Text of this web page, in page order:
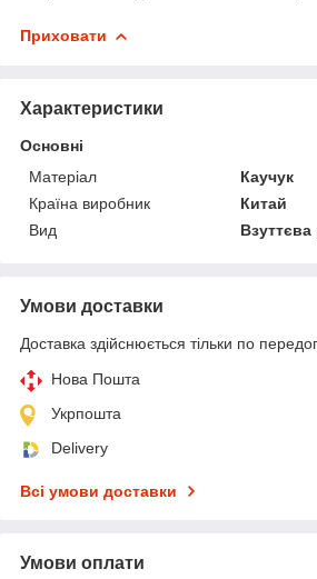
Приховати
Характеристики
Основні
Матеріал
Каучук
Країна виробник
Китай
Вид
Взуттєва
Умови доставки
Доставка здійснюється тільки по
Нова Пошта
Укрпошта
Delivery
Всі умови доставки
Умови оплати